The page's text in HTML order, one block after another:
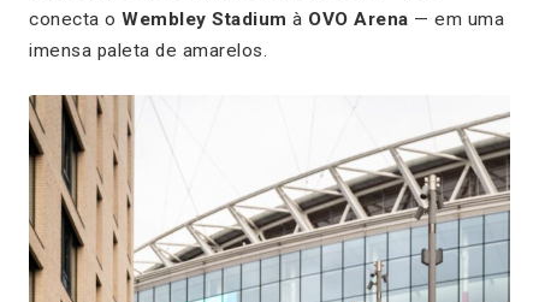
conecta o Wembley Stadium à OVO Arena — em uma
imensa paleta de amarelos.